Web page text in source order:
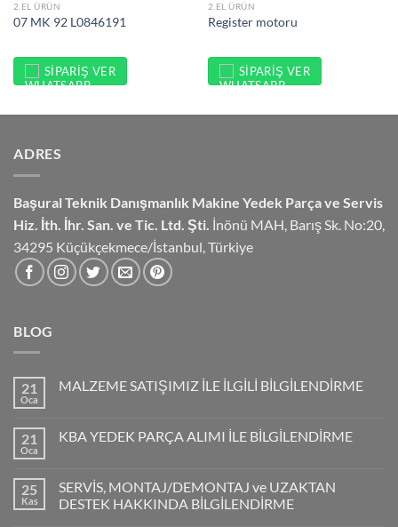
2.EL ÜRÜN
07 MK 92 L0846191
SIPARIŞ VER
2.EL ÜRÜN
Register motoru
SIPARIŞ VER
ADRES
Başural Teknik Danışmanlık Makine Yedek Parça ve Servis
Hiz. İth. İhr. San. ve Tic. Ltd. Şti. İnönü MAH, Barış Sk. No:20,
34295 Küçükçekmece/İstanbul, Türkiye
BLOG
21
Oca
MALZEME SATIŞIMIZ İLE İLGİLİ BİLGİLENDİRME
21
Oca
KBA YEDEK PARÇA ALIMI İLE BİLGİLENDİRME
25
Kas
SERVİS, MONTAJ/DEMONTAJ ve UZAKTAN
DESTEK HAKKINDA BİLGİLENDİRME